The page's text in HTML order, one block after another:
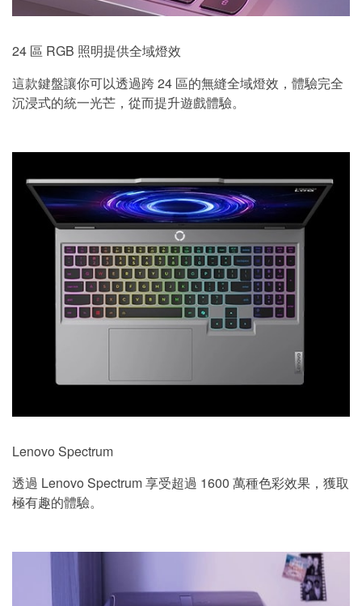
24 區 RGB 照明提供全域燈效
這款鍵盤讓你可以透過跨 24 區的無縫全域燈效，體驗完全
沉浸式的統一光芒，從而提升遊戲體驗。
Lenovo Spectrum
透過 Lenovo Spectrum 享受超過 1600 萬種色彩效果，獲取
極有趣的體驗。